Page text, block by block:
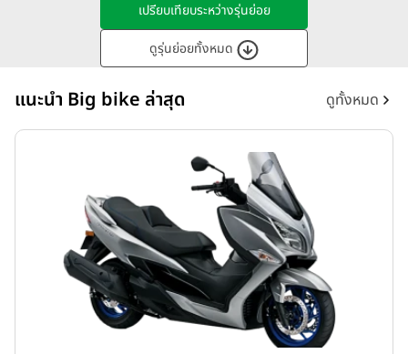
เปรียบเทียบระหว่างรุ่นย่อย
ดูรุ่นย่อยทั้งหมด
แนะนำ Big bike ล่าสุด ดูทั้งหมด